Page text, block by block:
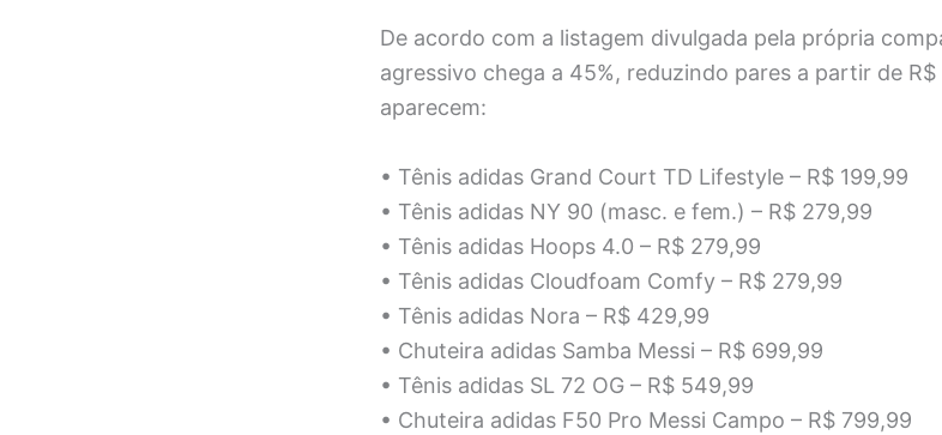
De acordo com a listagem divulgada pela própria
agressivo chega a 45%, reduzindo pares a partir de
aparecem:
• Tênis adidas Grand Court TD Lifestyle – R$ 199,99
• Tênis adidas NY 90 (masc. e fem.) – R$ 279,99
• Tênis adidas Hoops 4.0 – R$ 279,99
• Tênis adidas Cloudfoam Comfy – R$ 279,99
• Tênis adidas Nora – R$ 429,99
• Chuteira adidas Samba Messi – R$ 699,99
• Tênis adidas SL 72 OG – R$ 549,99
• Chuteira adidas F50 Pro Messi Campo – R$ 799,99